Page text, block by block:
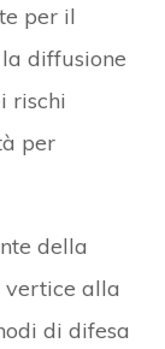
per il
diffusione
rischi
per
della
alla
di difesa